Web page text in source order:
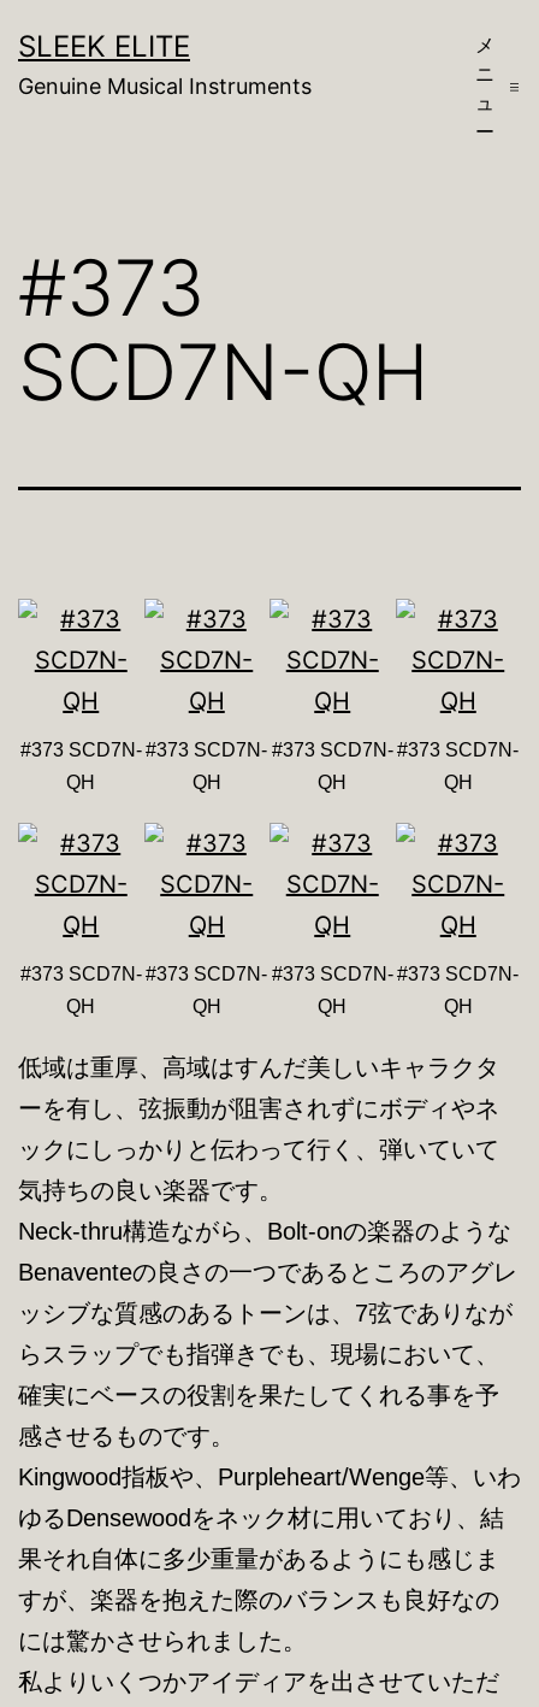
ン
テ
キ
SLEEK ELITE
Genuine Musical Instruments
メ
ニ
ュ
ー
#373
SCD7N-QH
#373 SCD7N-
QH
#373 SCD7N-
QH
#373 SCD7N-
QH
#373 SCD7N-
QH
#373 SCD7N-
QH
#373 SCD7N-
QH
#373 SCD7N-
QH
#373 SCD7N-
QH
低域は重厚、高域はすんだ美しいキャラクタ
ーを有し、弦振動が阻害されずにボディやネ
ックにしっかりと伝わって行く、弾いていて
気持ちの良い楽器です。
Neck-thru構造ながら、Bolt-onの楽器のような
Benaventeの良さの一つであるところのアグレ
ッシブな質感のあるトーンは、7弦でありなが
らスラップでも指弾きでも、現場において、
確実にベースの役割を果たしてくれる事を予
感させるものです。
Kingwood指板や、Purpleheart/Wenge等、いわ
ゆるDensewoodをネック材に用いており、結
果それ自体に多少重量があるようにも感じま
すが、楽器を抱えた際のバランスも良好なの
には驚かさせられました。
私よりいくつかアイディアを出させていただ